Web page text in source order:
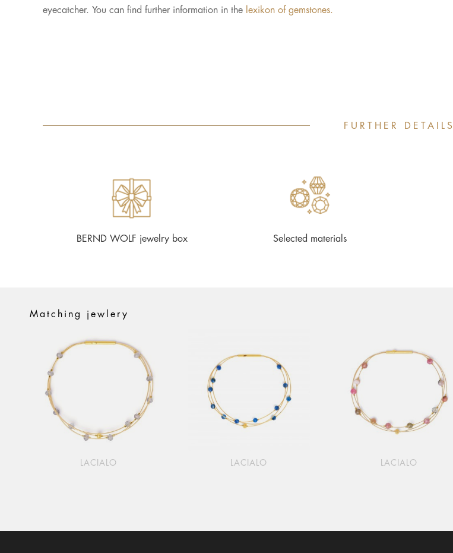
eyecatcher. You can find further information in the lexikon of gemstones.
FURTHER DETAILS
BERND WOLF jewelry box Selected materials
Matching jewlery
LACIALO LACIALO LACIALO